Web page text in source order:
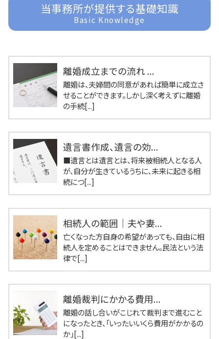
当事務所が提供する基礎知識
Basic Knowledge
離婚成立までの流れ ...
離婚は、夫婦間の同意があれば簡単に成立さ
せることができます。しかし深く考えずに離婚
の手続[...]
遺言書作成、遺言の効...
■遺言とは遺言とは、将来被相続人となる人
が、自分が生きているうちに、未来に起きる相
続につ[...]
相続人の範囲｜夫や妻...
亡くなった方自身の希望があっても、自由に相
続人を定めることはできません。民法という法
律で[...]
離婚裁判にかかる費用...
離婚の話し合いがこじれて裁判まで進むこと
になったとき、「いったいいくら費用がかかるの
か」[...]